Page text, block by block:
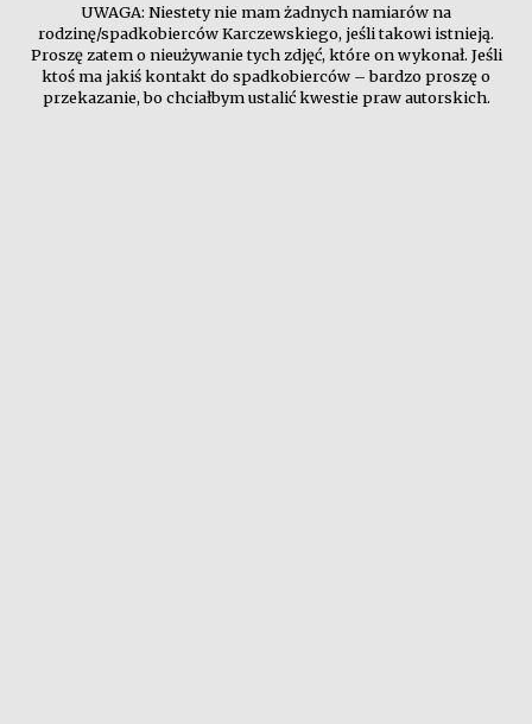
UWAGA: Niestety nie mam żadnych namiarów na
rodzinę/spadkobierców Karczewskiego, jeśli takowi istnieją.
Proszę zatem o nieużywanie tych zdjęć, które on wykonał. Jeśli
ktoś ma jakiś kontakt do spadkobierców – bardzo proszę o
przekazanie, bo chciałbym ustalić kwestie praw autorskich.